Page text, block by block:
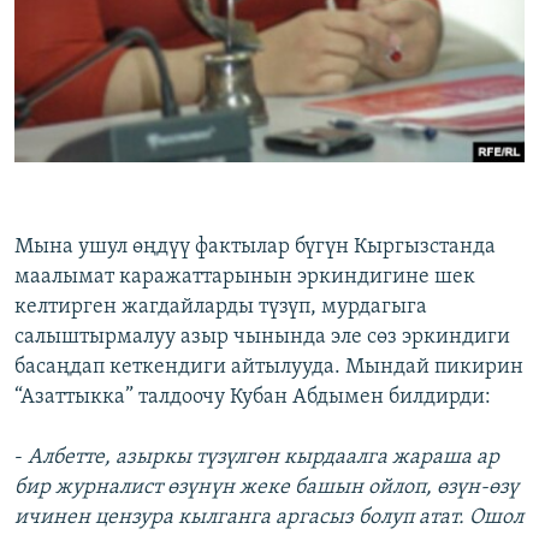
Мына ушул өңдүү фактылар бүгүн Кыргызстанда
маалымат каражаттарынын эркиндигине шек
келтирген жагдайларды түзүп, мурдагыга
салыштырмалуу азыр чынында эле сөз эркиндиги
басаңдап кеткендиги айтылууда. Мындай пикирин
“Азаттыкка” талдоочу Кубан Абдымен билдирди:
- Албетте, азыркы түзүлгөн кырдаалга жараша ар
бир журналист өзүнүн жеке башын ойлоп, өзүн-өзү
ичинен цензура кылганга аргасыз болуп атат. Ошол